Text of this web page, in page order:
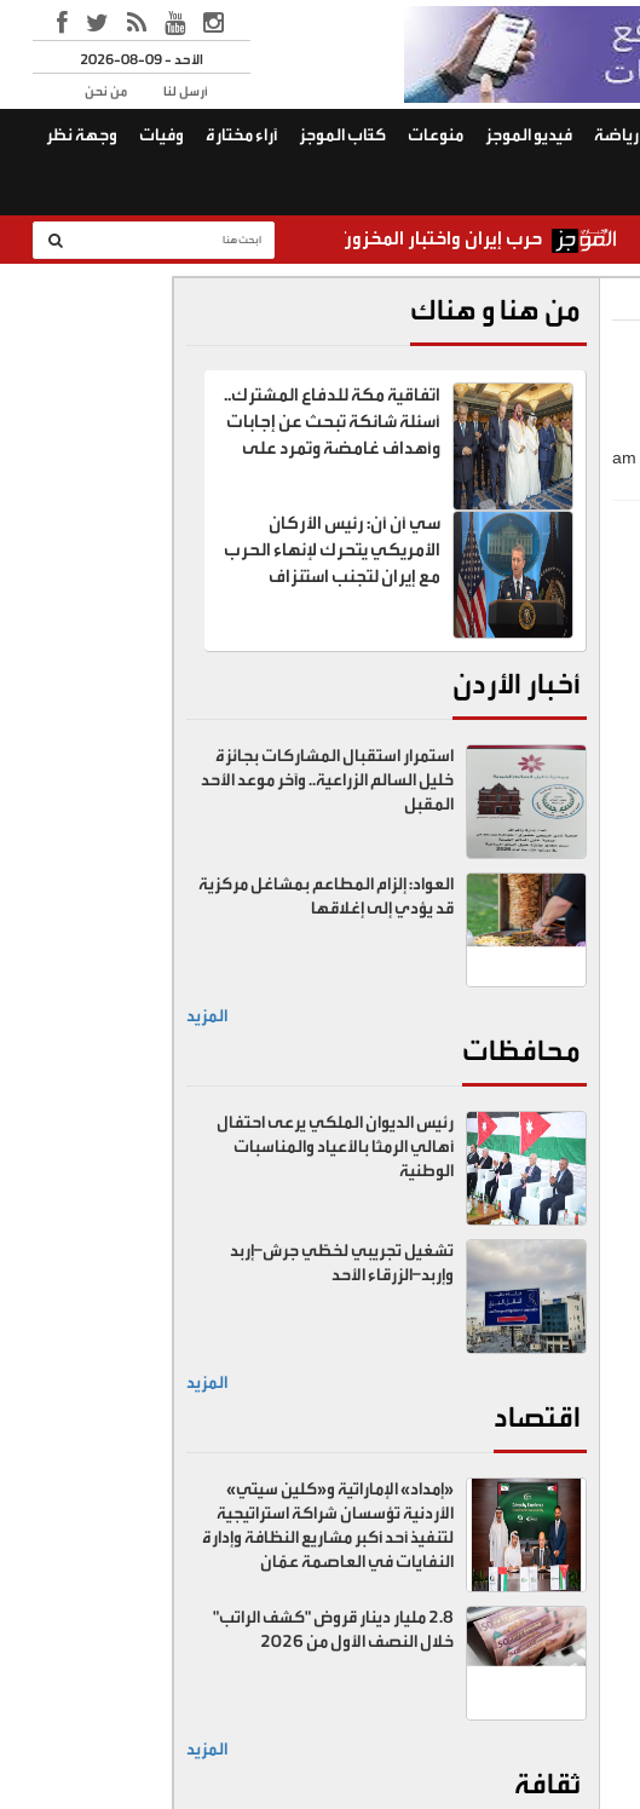
2026-08-09 - الأحد
من نحن
أرسل لنا
رياضة فيديو الموجز منوعات كتّاب الموجز آراء مختارة وفيات وجهة نظر
حرب إيران واختبار المخزون الاستراتيجي الأمريكي من سيدفع ثمن
من هنا و هناك
اتفاقية مكة للدفاع المشترك..
أسئلة شائكة تبحث عن إجابات
وأهداف غامضة وتمرد على
سي أن أن: رئيس الأركان
الأمريكي يتحرك لإنهاء الحرب
مع إيران لتجنب استنزاف
أخبار الأردن
استمرار استقبال المشاركات بجائزة
خليل السالم الزراعية.. وآخر موعد الأحد
المقبل
العواد: إلزام المطاعم بمشاغل مركزية
قد يؤدي إلى إغلاقها
المزيد
محافظات
رئيس الديوان الملكي يرعى احتفال
أهالي الرمثا بالأعياد والمناسبات
الوطنية
تشغيل تجريبي لخطّي جرش–إربد
وإربد–الزرقاء الأحد
المزيد
اقتصاد
«إمداد» الإماراتية و«كلين سيتي»
الأردنية تؤسسان شراكة استراتيجية
لتنفيذ أحد أكبر مشاريع النظافة وإدارة
النفايات في العاصمة عمّان
2.8 مليار دينار قروض "كشف الراتب"
خلال النصف الأول من 2026
المزيد
ثقافة